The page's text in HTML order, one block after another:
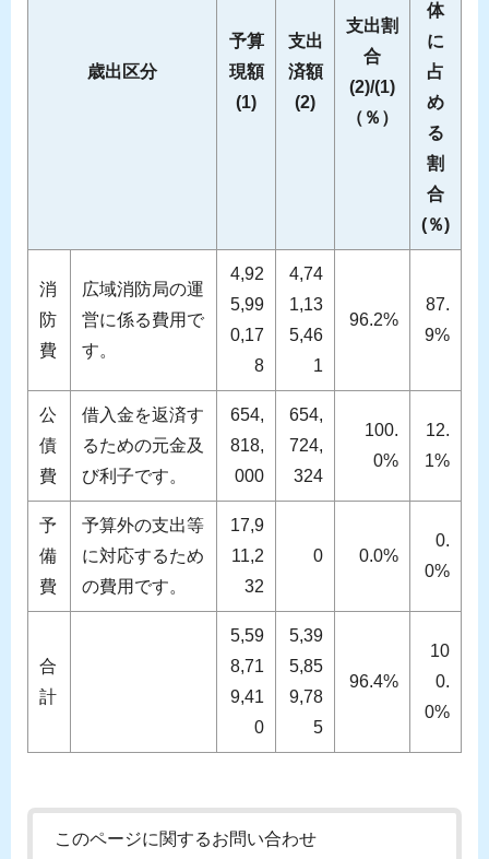
歳出区分
予算
現額
(1)
支出
済額
(2)
支出割
合
(2)/(1)
（％）
体
に
占
め
る
割
合
(％)
消
防
費
広域消防局の運
営に係る費用で
す。
4,92
5,99
0,17
8
4,74
1,13
5,46
1
96.2%
87.
9%
公
債
費
借入金を返済す
るための元金及
び利子です。
654,
818,
000
654,
724,
324
100.
0%
12.
1%
予
備
費
予算外の支出等
に対応するため
の費用です。
17,9
11,2
32
0 0.0%
0.
0%
合
計
5,59
8,71
9,41
0
5,39
5,85
9,78
5
96.4%
10
0.
0%
このページに関するお問い合わせ